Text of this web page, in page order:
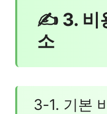
✍ 3. 비
소
3-1. 기본